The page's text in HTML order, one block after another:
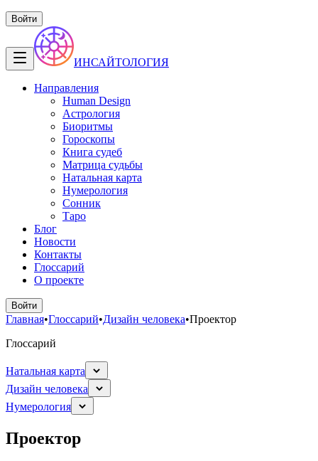
Войти
ИНСАЙТОЛОГИЯ
Направления
Human Design
Астрология
Биоритмы
Гороскопы
Книга судеб
Матрица судьбы
Натальная карта
Нумерология
Сонник
Таро
Блог
Новости
Контакты
Глоссарий
О проекте
Войти
Главная•Глоссарий•Дизайн человека•Проектор
Глоссарий
Натальная карта
Дизайн человека
Нумерология
Проектор